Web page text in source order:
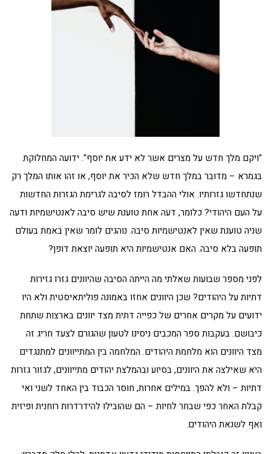
"ויקם מלך חדש על מצרים אשר לא ידע את יוסף". ידועה המחלוקת
בגמרא – מדובר במלך חדש שלא הכיר את יוסף, או זהו אותו המלך רק
שנתחדשו גזרותיו. אולי ההבדל רומז לסיבה לגרימת הגזרות החדשות
על העם היהודי? כלומר, דעה אחת טוענת שיש סיבה לאנטישמיות ודעה
שניה טוענת שאין לאנטישמיות סיבה. נוהגים לומר שאין באמת בעולם
תופעה בלא סיבה. האם אנטישמיות היא תופעה יוצאת דופן?
לפני מספר שבועות שאלתי מה הייתה הסיבה שהיוונים גזרו גזירות
דתיות על היהודים? שכן היוונים אחזו באמונה פוליתאיסטית ולא היו
ידועים על מקרים אחרים של כפייה דתית מצד יוונים בארצות שתחת
כיבושם. בעקבות ספר המכבים ניסינו לטעון שהגורם לצעד חריג זה
מצד היוונים הוא מלחמת היהודים. המלחמה בין המתייוונים למתנגדים
היא שאילצה את היוונים, בסיוע ובהמלצת יהודים מתייוונים, לגזור גזרות
דתיות – ולא להפך. במילים אחרות, חוסר הכבוד בין האחד לשני ואי
קבלת האחר כפי שבחר לחיות – הם שהובילו להידרדרות רוחנית ופיזית
ואף לשנאת היהודים.